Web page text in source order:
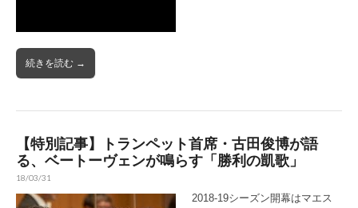
続きを読む →
【特別記事】トランペット首席・古田俊博が語
る、ベートーヴェンが鳴らす「勝利の凱歌」
18/03/31
2018-19シーズン開幕はマエス